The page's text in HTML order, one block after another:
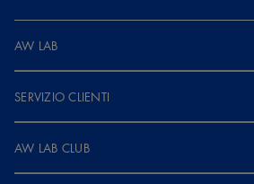
AW LAB
SERVIZIO CLIENTI
AW LAB CLUB